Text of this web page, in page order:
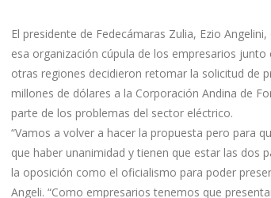
El presidente de Fedecámaras Zulia, Ezio
esa organización cúpula de los empresarios
otras regiones decidieron retomar la solicitud de
millones de dólares a la Corporación Andina de
parte de los problemas del sector eléctrico.
“Vamos a volver a hacer la propuesta pero para
que haber unanimidad y tienen que estar las dos
la oposición como el oficialismo para poder
Angeli. “Como empresarios tenemos que